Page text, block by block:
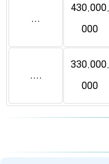
430.000.
000
...
330.000.
000
....